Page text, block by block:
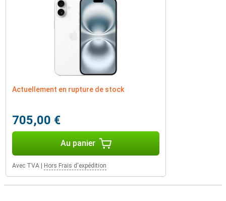
Actuellement en rupture de stock
705,00 €
Au panier
Avec TVA Hors Frais d'expédition